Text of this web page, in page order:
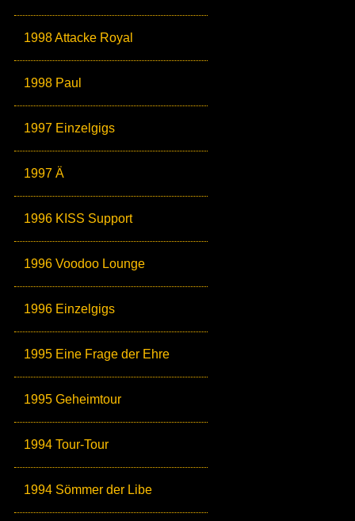
1998 Attacke Royal
1998 Paul
1997 Einzelgigs
1997 Ä
1996 KISS Support
1996 Voodoo Lounge
1996 Einzelgigs
1995 Eine Frage der Ehre
1995 Geheimtour
1994 Tour-Tour
1994 Sömmer der Libe